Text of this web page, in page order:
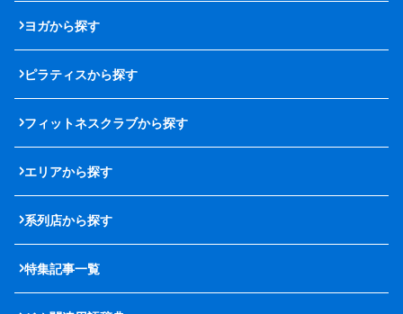
ヨガから探す
ピラティスから探す
フィットネスクラブから探す
エリアから探す
系列店から探す
特集記事一覧